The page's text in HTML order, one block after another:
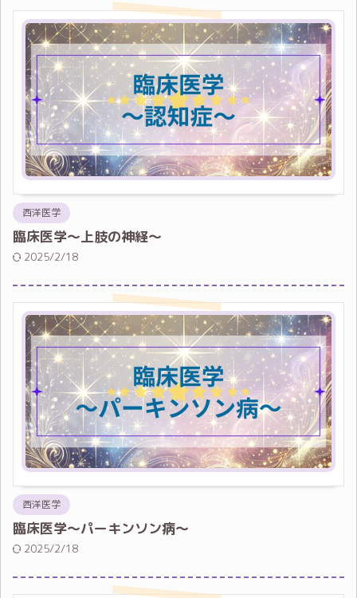
西洋医学
臨床医学～上肢の神経～
2025/2/18
西洋医学
臨床医学～パーキンソン病～
2025/2/18